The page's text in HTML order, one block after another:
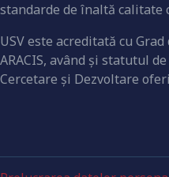
standarde de înaltă calitate
USV este acreditată cu
ARACIS, având şi statutul
Cercetare şi Dezvoltare